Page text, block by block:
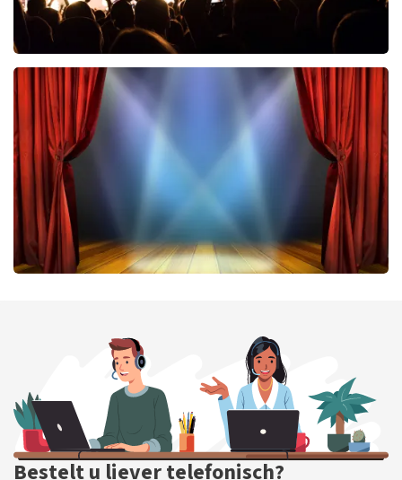
Don Omar
464 laatste 30 minuten
BESTEL NU
BESTEL NU
Bestelt u liever telefonisch?